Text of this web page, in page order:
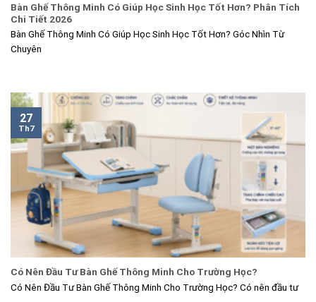
Bàn Ghế Thông Minh Có Giúp Học Sinh Học Tốt Hơn? Phân Tích
Chi Tiết 2026
Bàn Ghế Thông Minh Có Giúp Học Sinh Học Tốt Hơn? Góc Nhìn Từ
Chuyên
Có Nên Đầu Tư Bàn Ghế Thông Minh Cho Trường Học?
Có Nên Đầu Tư Bàn Ghế Thông Minh Cho Trường Học? Có nên đầu tư
27
Th7